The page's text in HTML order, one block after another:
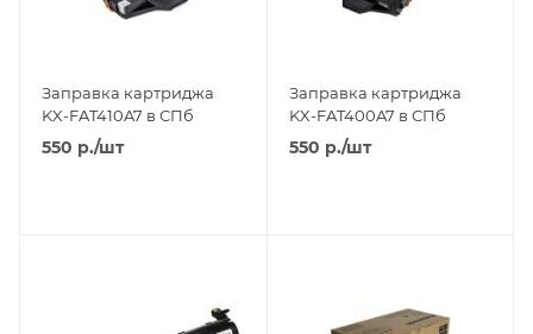
Заправка картриджа
KX-FAT410A7 в СПб
550 р./шт
Заправка картриджа
KX-FAT400A7 в СПб
550 р./шт